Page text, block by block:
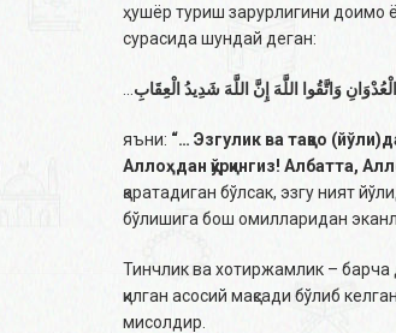
ҳушёр туриш зарурлигини доимо
сурасида шундай деган:
وَاتَّقُوا اللَّهَ إِنَّ اللَّهَ شَدِيدُ الْعِقَابِ
яъни: “… Эзгулик ва тақво
Аллоҳдан қўрқингиз! Албатта,
қаратадиган бўлсак, эзгу ният
бўлишига бош омилларидан
Тинчлик ва хотиржамлик –
қилган асосий мақсади бўлиб
мисолдир.